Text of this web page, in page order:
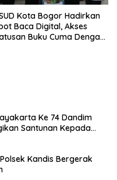
Kota Bogor Hadirkan
Baca Digital, Akses
Buku Cuma Dengan
Ke 74 Dandim
Santunan Kepada
Kandis Bergerak